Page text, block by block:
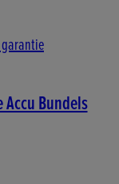
Bundels